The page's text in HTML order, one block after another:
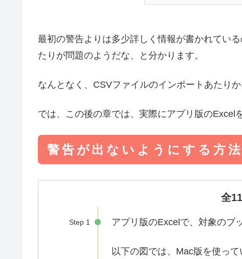
最初の警告よりは多少詳しく情報が書かれてい
たりが問題のようだな、と分かります。
なんとなく、CSVファイルのインポートあたりか
では、この後の章では、実際にアプリ版のExcel
警告が出ないようにする方法
全
Step 1 アプリ版のExcelで、対象のブ
以下の図では、Mac版を使っ